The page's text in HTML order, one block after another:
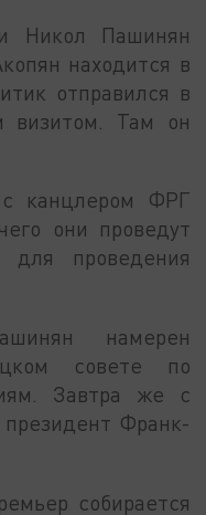
Никол Пашинян
находится в
отправился в
визитом. Там он
с канцлером ФРГ
они проведут
для проведения
намерен
совете по
Завтра же с
Франк-
собирается